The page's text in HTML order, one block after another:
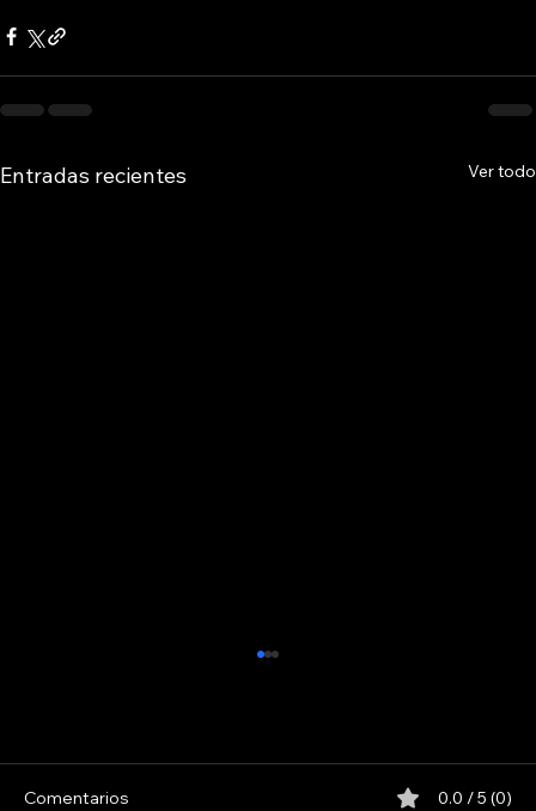
Entradas recientes Ver todo
INDIO SOLARI
Comentarios 0.0 / 5 (0)